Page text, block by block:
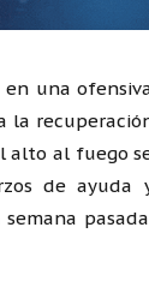
una
la
alto al fuego
de ayuda